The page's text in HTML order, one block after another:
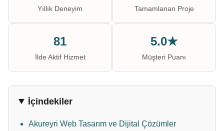
Yıllık Deneyim Tamamlanan Proje
81
İlde Aktif Hizmet
5.0★
Müşteri Puanı
İçindekiler
Akureyri Web Tasarım ve Dijital Çözümler